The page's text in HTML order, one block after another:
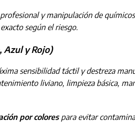
y manipulación de
según el riesgo.
Azul y Rojo)
sensibilidad táctil y destreza
liviano, limpieza básica,
por colorespara evitar